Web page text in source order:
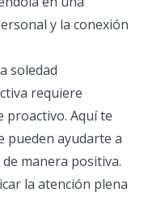
y la conexión
soledad
requiere
proactivo. Aquí te
pueden ayudarte a
manera positiva.
la atención plena